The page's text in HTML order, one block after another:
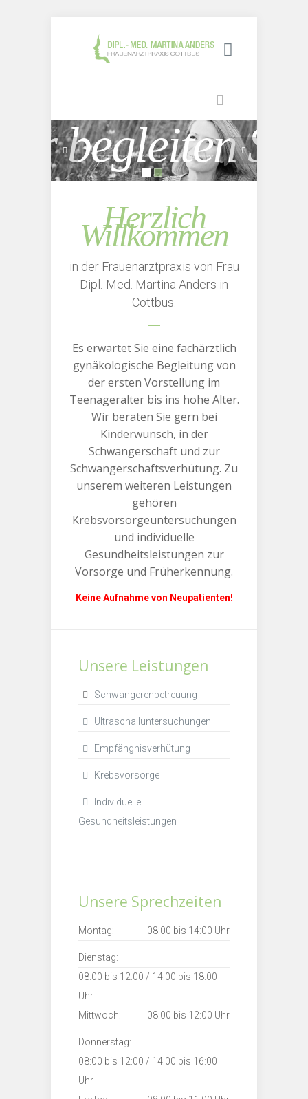
begleiten
Fachärztlich gynäkologische Betreuung vom Teenager bis ins hohe Alter.
Herzlich
Willkommen
in der Frauenarztpraxis von Frau
Dipl.-Med. Martina Anders in
Cottbus.
Es erwartet Sie eine fachärztlich
gynäkologische Begleitung von
der ersten Vorstellung im
Teenageralter bis ins hohe Alter.
Wir beraten Sie gern bei
Kinderwunsch, in der
Schwangerschaft und zur
Schwangerschaftsverhütung. Zu
unserem weiteren Leistungen
gehören
Krebsvorsorgeuntersuchungen
und individuelle
Gesundheitsleistungen zur
Vorsorge und Früherkennung.
Keine Aufnahme von Neupatienten!
Unsere Leistungen
Schwangerenbetreuung
Ultraschalluntersuchungen
Empfängnisverhütung
Krebsvorsorge
Individuelle
Gesundheitsleistungen
Unsere Sprechzeiten
Montag: 08:00 bis 14:00 Uhr
Dienstag:
08:00 bis 12:00 / 14:00 bis 18:00
Uhr
Mittwoch:
08:00 bis 12:00 Uhr
Donnerstag:
08:00 bis 12:00 / 14:00 bis 16:00
Uhr